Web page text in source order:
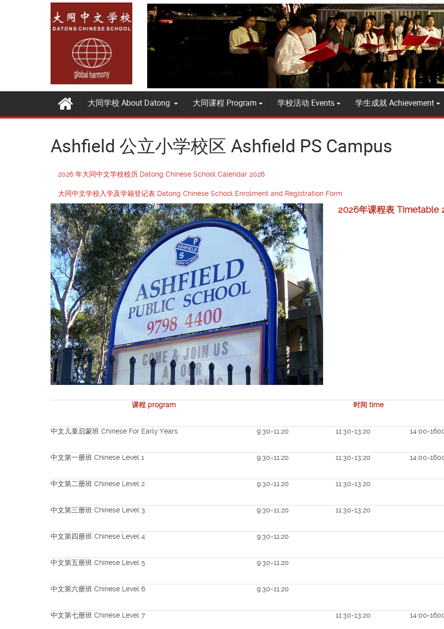
大同学校 About Datong 大同课程 Program 学校活动 Events 学生成就 Achievement
Ashfield 公立小学校区 Ashfield PS Campus
2026 年大同中文学校校历 Datong Chinese School Calendar 2026
大同中文学校入学及学籍登记表 Datong Chinese School Enrolment and Registration Form
2026年课程表 Timetable
课程 program 时间 time
中文儿童启蒙班 Chinese For Early Years 9:30-11:20 11:30-13:20 14:00-
中文第一册班 Chinese Level 1 9:30-11:20 11:30-13:20 14:00-
中文第二册班 Chinese Level 2 9:30-11:20 11:30-13:20
中文第三册班 Chinese Level 3 9:30-11:20 11:30-13:20
中文第四册班 Chinese Level 4 9:30-11:20
中文第五册班 Chinese Level 5 9:30-11:20
中文第六册班 Chinese Level 6 9:30-11:20
中文第七册班 Chinese Level 7 11:30-13:20 14:00-